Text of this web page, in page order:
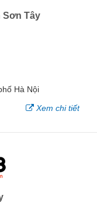
Sơn Tây
Hà Nội
Xem chi tiết